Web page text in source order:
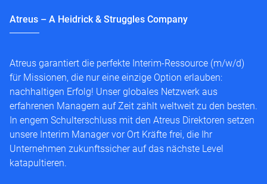
Atreus – A Heidrick & Struggles Company
Atreus garantiert die perfekte Interim-Ressource (m/w/d)
für Missionen, die nur eine einzige Option erlauben:
nachhaltigen Erfolg! Unser globales Netzwerk aus
erfahrenen Managern auf Zeit zählt weltweit zu den besten.
In engem Schulterschluss mit den Atreus Direktoren setzen
unsere Interim Manager vor Ort Kräfte frei, die Ihr
Unternehmen zukunftssicher auf das nächste Level
katapultieren.